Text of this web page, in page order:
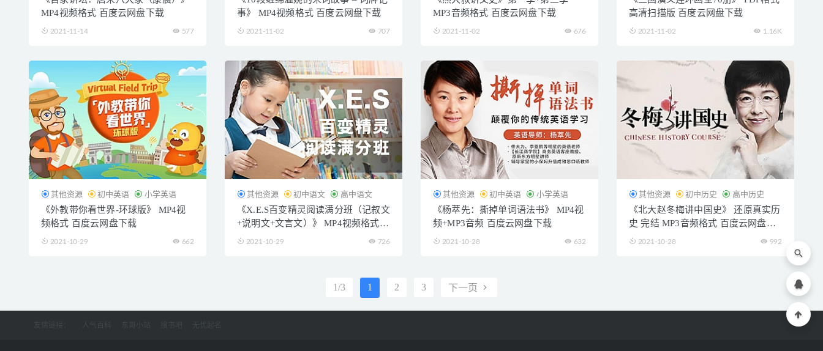
MP4视频格式 百度云网盘下载
2021-11-14 577
事》 MP4视频格式 百度云网盘下载
2021-11-02 707
MP3音频格式 百度云网盘下载
2021-11-02 676
高清扫描版 百度云网盘下载
2021-11-02 1.16K
其他资源 初中英语 小学英语
《外教带你看世界-环球版》 MP4视
频格式 百度云网盘下载
2021-10-29 662
其他资源 初中语文 高中语文
《X.E.S百变精灵阅读满分班（记叙文
+说明文+文言文）》 MP4视频格式
百度云网盘下载
2021-10-29 726
其他资源 初中英语 小学英语
《杨萃先：撕掉单词语法书》 MP4视
频+MP3音频 百度云网盘下载
2021-10-28 632
其他资源 初中历史 高中历史
《北大赵冬梅讲中国史》 还原真实历
史 完结 MP3音频格式 百度云网盘下
载
2021-10-28 992
1/3 1 2 3 下一页
友情链接： 无忧起名